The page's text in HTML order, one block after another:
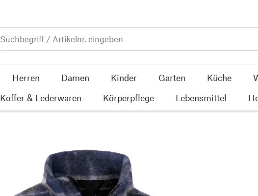
Herren Damen Kinder Garten Küche
Koffer & Lederwaren Körperpflege Lebensmittel